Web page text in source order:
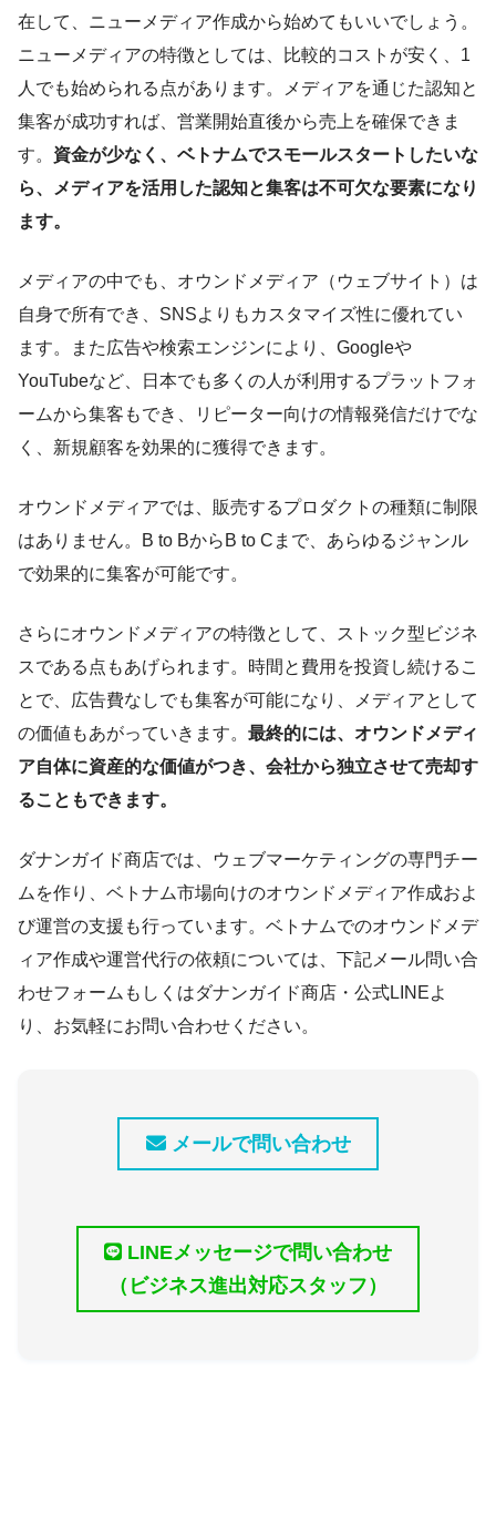
在して、ニューメディア作成から始めてもいいでしょう。
ニューメディアの特徴としては、比較的コストが安く、1
人でも始められる点があります。メディアを通じた認知と
集客が成功すれば、営業開始直後から売上を確保できま
す。 資金が少なく、ベトナムでスモールスタートしたいな
ら、メディアを活用した認知と集客は不可欠な要素になり
ます。
メディアの中でも、オウンドメディア（ウェブサイト）は
自身で所有でき、SNSよりもカスタマイズ性に優れてい
ます。また広告や検索エンジンにより、Googleや
YouTubeなど、日本でも多くの人が利用するプラットフォ
ームから集客もでき、リピーター向けの情報発信だけでな
く、新規顧客を効果的に獲得できます。
オウンドメディアでは、販売するプロダクトの種類に制限
はありません。B to BからB to Cまで、あらゆるジャンル
で効果的に集客が可能です。
さらにオウンドメディアの特徴として、ストック型ビジネ
スである点もあげられます。時間と費用を投資し続けるこ
とで、広告費なしでも集客が可能になり、メディアとして
の価値もあがっていきます。 最終的には、オウンドメディ
ア自体に資産的な価値がつき、会社から独立させて売却す
ることもできます。
ダナンガイド商店では、ウェブマーケティングの専門チー
ムを作り、ベトナム市場向けのオウンドメディア作成およ
び運営の支援も行っています。ベトナムでのオウンドメデ
ィア作成や運営代行の依頼については、下記メール問い合
わせフォームもしくはダナンガイド商店・公式LINEよ
り、お気軽にお問い合わせください。
メールで問い合わせ
LINEメッセージで問い合わせ
（ビジネス進出対応スタッフ）